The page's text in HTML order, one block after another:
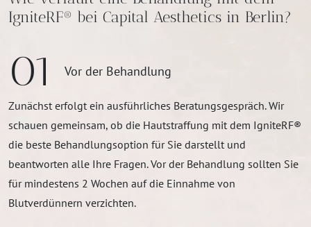
IgniteRF® bei Capital Aesthetics in Berlin?
01 Vor der Behandlung
Zunächst erfolgt ein ausführliches Beratungsgespräch. Wir
schauen gemeinsam, ob die Hautstraffung mit dem IgniteRF®
die beste Behandlungsoption für Sie darstellt und
beantworten alle Ihre Fragen. Vor der Behandlung sollten Sie
für mindestens 2 Wochen auf die Einnahme von
Blutverdünnern verzichten.